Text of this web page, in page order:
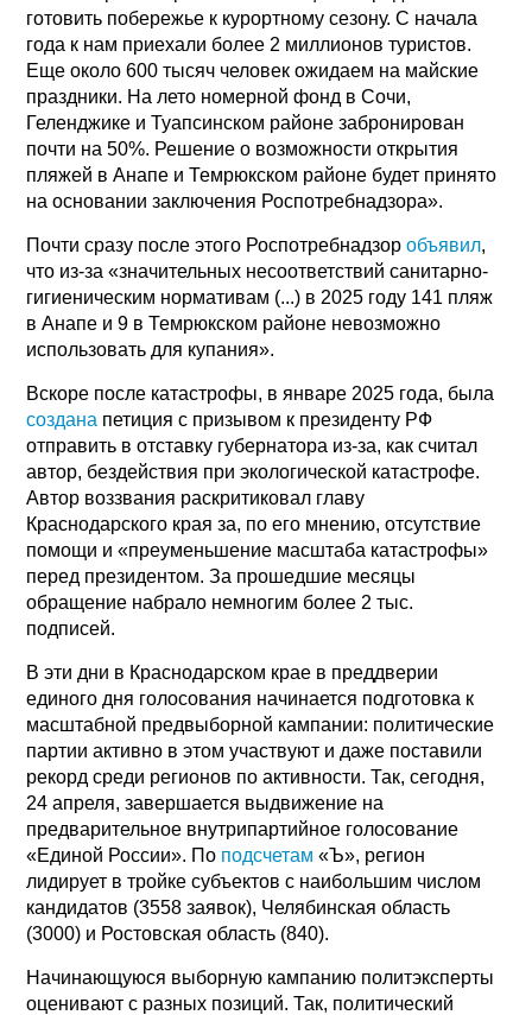
готовить побережье к курортному сезону. С начала
года к нам приехали более 2 миллионов туристов.
Еще около 600 тысяч человек ожидаем на майские
праздники. На лето номерной фонд в Сочи,
Геленджике и Туапсинском районе забронирован
почти на 50%. Решение о возможности открытия
пляжей в Анапе и Темрюкском районе будет принято
на основании заключения Роспотребнадзора».
Почти сразу после этого Роспотребнадзоробъявил,
что из-за «значительных несоответствий санитарно-
гигиеническим нормативам (...) в 2025 году 141 пляж
в Анапе и 9 в Темрюкском районе невозможно
использовать для купания».
Вскоре после катастрофы, в январе 2025 года, была
создана петиция с призывом к президенту РФ
отправить в отставку губернатора из-за, как считал
автор, бездействия при экологической катастрофе.
Автор воззвания раскритиковал главу
Краснодарского края за, по его мнению, отсутствие
помощи и «преуменьшение масштаба катастрофы»
перед президентом. За прошедшие месяцы
обращение набрало немногим более 2 тыс.
подписей.
В эти дни в Краснодарском крае в преддверии
единого дня голосования начинается подготовка к
масштабной предвыборной кампании: политические
партии активно в этом участвуют и даже поставили
рекорд среди регионов по активности. Так, сегодня,
24 апреля, завершается выдвижение на
предварительное внутрипартийное голосование
«Единой России». По подсчетам «Ъ», регион
лидирует в тройке субъектов с наибольшим числом
кандидатов (3558 заявок), Челябинская область
(3000) и Ростовская область (840).
Начинающуюся выборную кампанию политэксперты
оценивают с разных позиций. Так, политический